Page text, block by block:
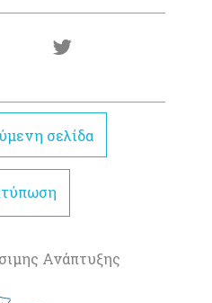
σελίδα
Ανάπτυξης